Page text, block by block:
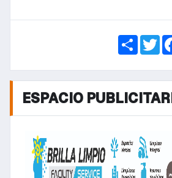
Share
ESPACIO